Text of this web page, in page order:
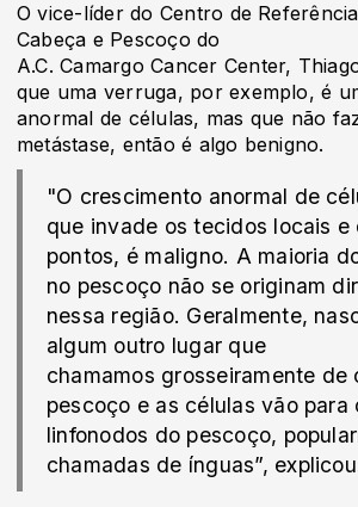
O vice-líder do Centro de
Cabeça e Pescoço do
A.C. Camargo Cancer Center,
que uma verruga, por exemplo, é
anormal de células, mas que não
metástase, então é algo benigno.
"O crescimento anormal de
que invade os tecidos locais e
pontos, é maligno. A maioria
no pescoço não se originam
nessa região. Geralmente,
algum outro lugar que
chamamos grosseiramente de
pescoço e as células vão para
linfonodos do pescoço,
chamadas de ínguas”,